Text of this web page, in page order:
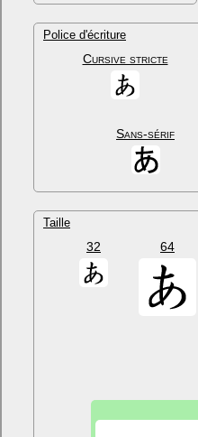
Police d'écriture
Cursive stricte
Sans-sérif
Taille
32 64